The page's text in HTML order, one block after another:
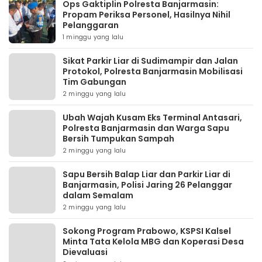
Ops Gaktiplin Polresta Banjarmasin:
Propam Periksa Personel, Hasilnya Nihil
Pelanggaran
1 minggu yang lalu
Sikat Parkir Liar di Sudimampir dan Jalan
Protokol, Polresta Banjarmasin Mobilisasi
Tim Gabungan
2 minggu yang lalu
Ubah Wajah Kusam Eks Terminal Antasari,
Polresta Banjarmasin dan Warga Sapu
Bersih Tumpukan Sampah
2 minggu yang lalu
Sapu Bersih Balap Liar dan Parkir Liar di
Banjarmasin, Polisi Jaring 26 Pelanggar
dalam Semalam
2 minggu yang lalu
Sokong Program Prabowo, KSPSI Kalsel
Minta Tata Kelola MBG dan Koperasi Desa
Dievaluasi